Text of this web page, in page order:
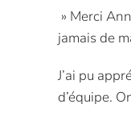
» Merci
jamais de
J’ai pu
d’équipe.